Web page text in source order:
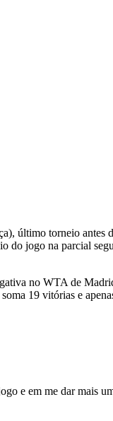
último torneio antes
do jogo na parcial
no WTA de
19 vitórias e
e em me dar mais